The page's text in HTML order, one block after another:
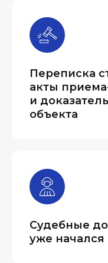
Переписка
акты
и
объекта
Судебные
уже начался